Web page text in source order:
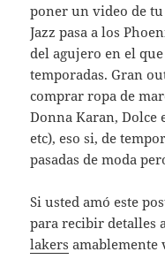
poner un video de
Jazz pasa a los
del agujero en el
temporadas. Gran
comprar ropa de
Donna Karan, Dolce
etc), eso si, de
pasadas de moda
Si usted amó este
para recibir detalles
lakers amablemente